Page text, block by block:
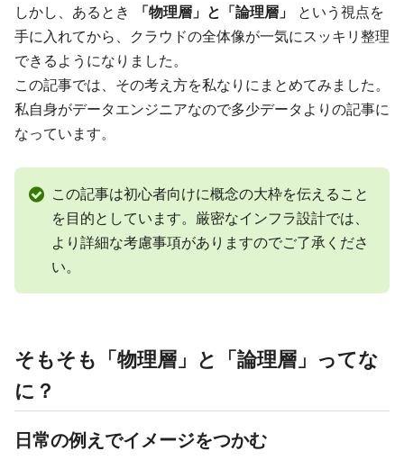
しかし、あるとき 「物理層」と「論理層」
という視点を
手に入れてから、クラウドの全体像が一気にスッキリ整理
できるようになりました。
この記事では、その考え方を私なりにまとめてみました。
私自身がデータエンジニアなので多少データよりの記事に
なっています。
この記事は初心者向けに概念の大枠を伝えること
を目的としています。厳密なインフラ設計では、
より詳細な考慮事項がありますのでご了承くださ
い。
そもそも「物理層」と「論理層」ってな
に？
日常の例えでイメージをつかむ